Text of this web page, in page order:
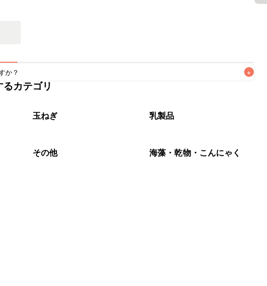
か？ +
が目安です。なるべくお早めにお召し上がりください。
カテゴリ
玉ねぎ 乳製品
その他 海藻・乾物・こんにゃく